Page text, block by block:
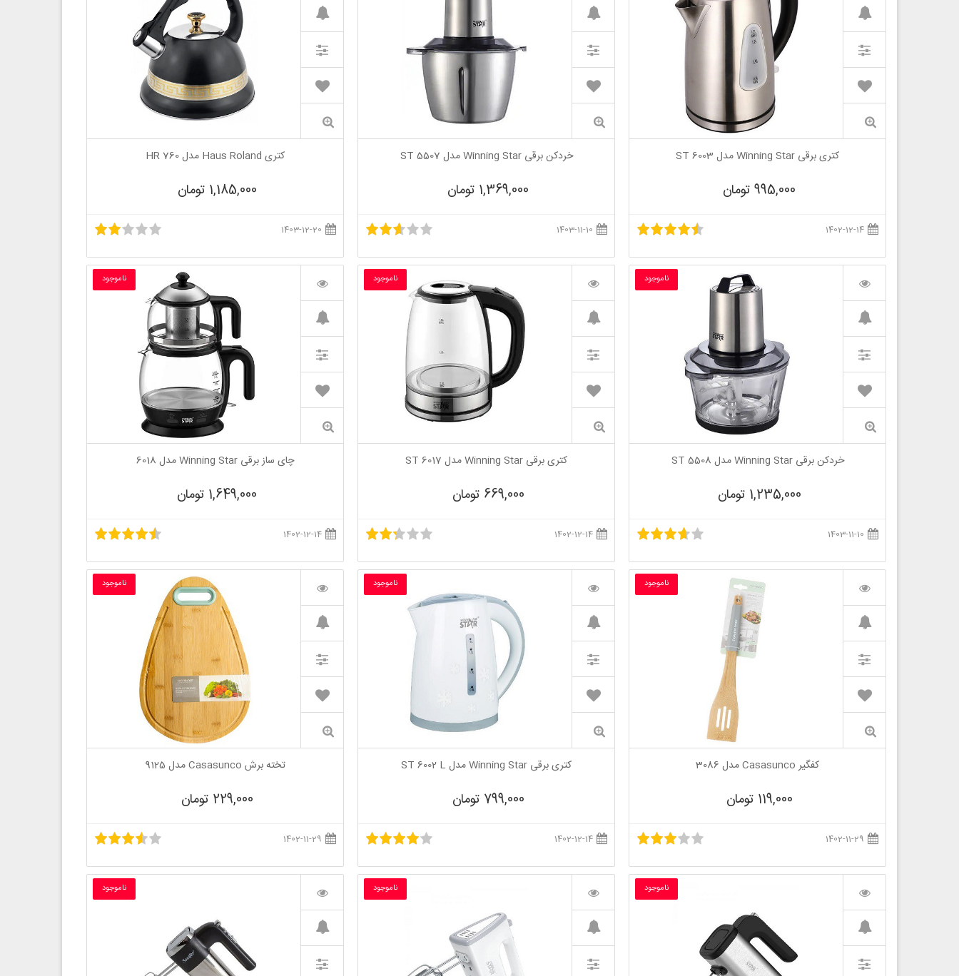
کتری برقی Winning Star مدل ST 6003
995,000 تومان
خردکن برقی Winning Star مدل ST 5507
1,369,000 تومان
کتری Haus Roland مدل HR 760
1,185,000 تومان
ناموجود
خردکن برقی Winning Star مدل ST 5508
1,235,000 تومان
ناموجود
کتری برقی Winning Star مدل ST 6017
669,000 تومان
ناموجود
چای ساز برقی Winning Star مدل 6018
1,649,000 تومان
ناموجود
کفگیر Casasunco مدل 3086
119,000 تومان
ناموجود
کتری برقی Winning Star مدل ST 6002 L
799,000 تومان
ناموجود
تخته برش Casasunco مدل 9125
229,000 تومان
ناموجود ناموجود ناموجود